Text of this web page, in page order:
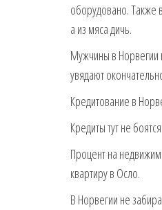
оборудовано. Также
а из мяса дичь.
Мужчины в Норвегии
увядают
Кредитование в
Кредиты тут не
Процент на
квартиру в Осло.
В Норвегии не